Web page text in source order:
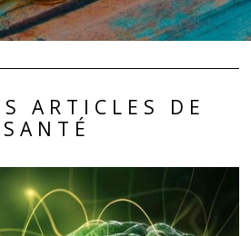
ARTICLES DE
SANTÉ